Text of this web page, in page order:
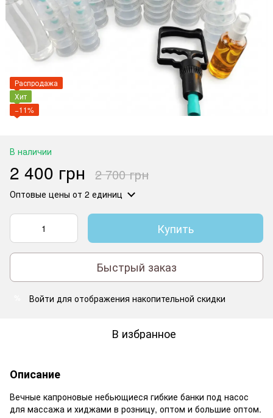
Распродажа
Хит
−11%
В наличии
2 400 грн 2 700 грн
Оптовые цены от 2 единиц
Купить
Быстрый заказ
Войти для отображения накопительной скидки
В избранное
Описание
Вечные капроновые небьющиеся гибкие банки под насос
для массажа и хиджами в розницу, оптом и большие оптом.